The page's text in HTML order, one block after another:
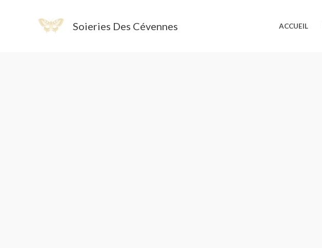
Soieries Des Cévennes ACCUEIL